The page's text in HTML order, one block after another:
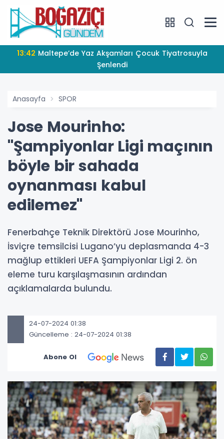
13:42
Şenlendi
Anasayfa SPOR
Jose Mourinho:
"Şampiyonlar Ligi maçının
böyle bir sahada
oynanması kabul
edilemez"
Fenerbahçe Teknik Direktörü Jose Mourinho,
İsviçre temsilcisi Lugano’yu deplasmanda 4-3
mağlup ettikleri UEFA Şampiyonlar Ligi 2. ön
eleme turu karşılaşmasının ardından
açıklamalarda bulundu.
24-07-2024 01:38
Güncelleme : 24-07-2024 01:38
Abone Ol